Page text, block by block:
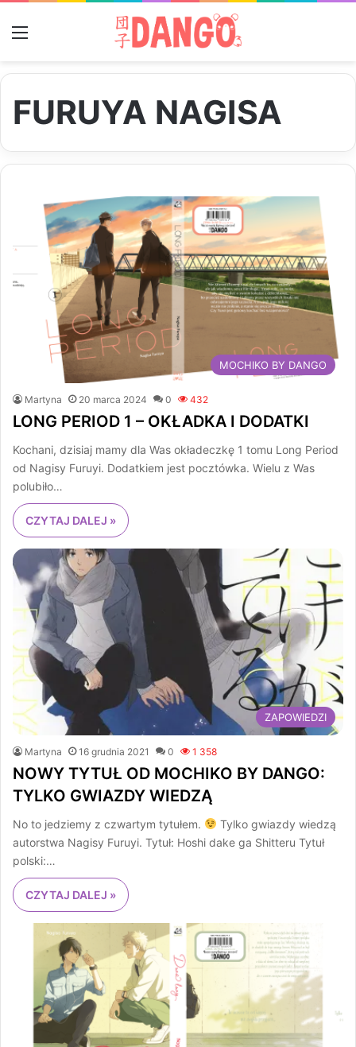
FURUYA NAGISA
MOCHIKO BY DANGO
Martyna 20 marca 2024 0 432
LONG PERIOD 1 – OKŁADKA I DODATKI
Kochani, dzisiaj mamy dla Was okładeczkę 1 tomu Long Period
od Nagisy Furuyi. Dodatkiem jest pocztówka. Wielu z Was
polubiło…
CZYTAJ DALEJ »
ZAPOWIEDZI
Martyna 16 grudnia 2021 0 1 358
NOWY TYTUŁ OD MOCHIKO BY DANGO:
TYLKO GWIAZDY WIEDZĄ
No to jedziemy z czwartym tytułem.
Tylko gwiazdy wiedzą
autorstwa Nagisy Furuyi. Tytuł: Hoshi dake ga Shitteru Tytuł
polski:…
CZYTAJ DALEJ »